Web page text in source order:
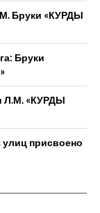
Бруки «КУРДЫ
Бруки
Л.М. «КУРДЫ
присвоено